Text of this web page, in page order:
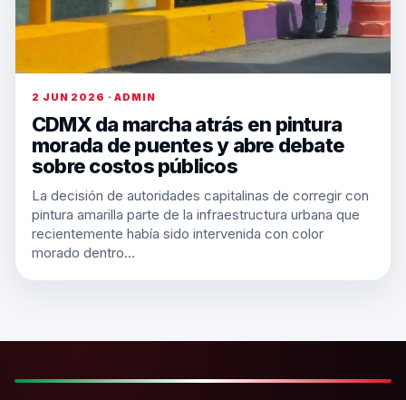
2 JUN 2026 · ADMIN
CDMX da marcha atrás en pintura
morada de puentes y abre debate
sobre costos públicos
La decisión de autoridades capitalinas de corregir con
pintura amarilla parte de la infraestructura urbana que
recientemente había sido intervenida con color
morado dentro…